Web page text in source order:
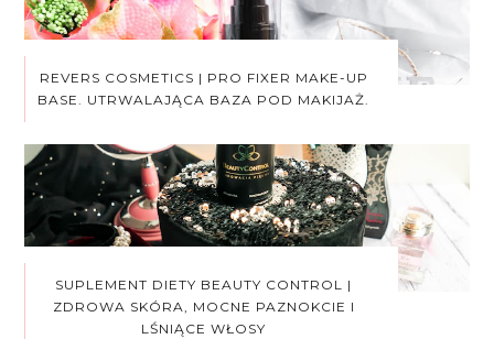
REVERS COSMETICS | PRO FIXER MAKE-UP
BASE. UTRWALAJĄCA BAZA POD MAKIJAŻ.
SUPLEMENT DIETY BEAUTY CONTROL |
ZDROWA SKÓRA, MOCNE PAZNOKCIE I
LŚNIĄCE WŁOSY